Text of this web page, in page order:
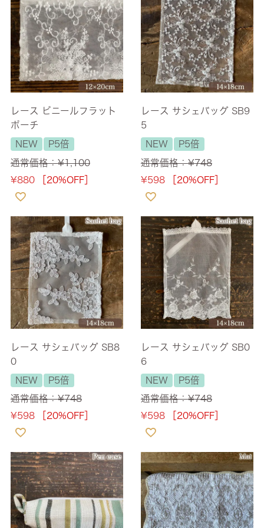
レース ビニールフラット
ポーチ
NEW
P5倍
通常価格：¥1,100
¥880 ［20%OFF］
レース サシェバッグ SB9
5
NEW
P5倍
通常価格：¥748
¥598 ［20%OFF］
レース サシェバッグ SB8
0
NEW
P5倍
通常価格：¥748
¥598 ［20%OFF］
レース サシェバッグ SB0
6
NEW
P5倍
通常価格：¥748
¥598 ［20%OFF］